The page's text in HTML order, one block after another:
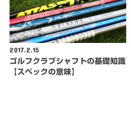
2017.2.15
ゴルフクラブシャフトの基礎知識
【スペックの意味】